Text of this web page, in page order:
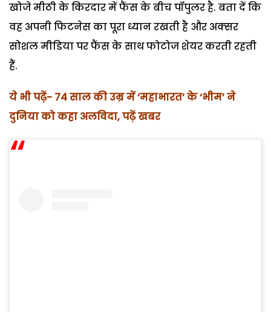
खोजे मीठी के किरदार में फैंस के बीच पॉपुलर है. बता दें कि
वह अपनी फिटनेस का पूरा ध्यान रखती है और अक्‍सर
सोशल मीडिया पर फैंस के साथ फोटोज शेयर करती रहती
हैं.
ये भी पढ़ें- 74 साल की उम्र में ‘महाभारत’ के ‘भीम’ ने
दुनिया को कहा अलविदा, पढ़ें खबर